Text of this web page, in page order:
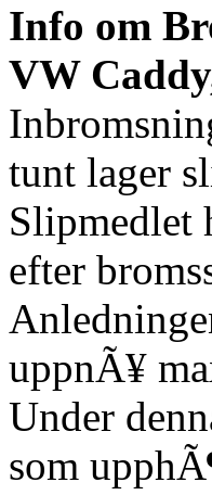
Info om
VW
tunt lager
Slipmedlet
efter
uppnÃ¥
Under
som